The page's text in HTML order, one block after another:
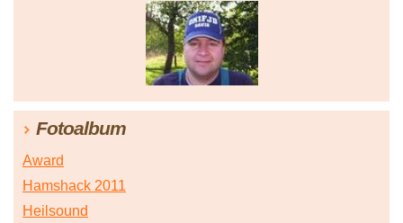
Fotoalbum
Award
Hamshack 2011
Heilsound